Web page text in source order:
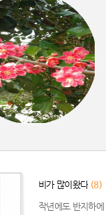
비가 많이왔다 (8)
작년에도 반지하